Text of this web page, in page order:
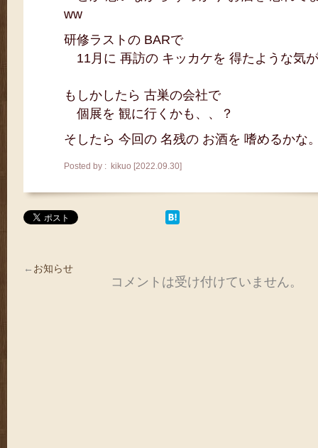
ww
研修ラストの BARで
11月に 再訪の キッカケを 得たような気
もしかしたら 古巣の会社で
個展を 観に行くかも、、？
そしたら 今回の 名残の お酒を 嗜めるかな
Posted by : kikuo [2022.09.30]
← お知らせ
コメントは受け付けていません。